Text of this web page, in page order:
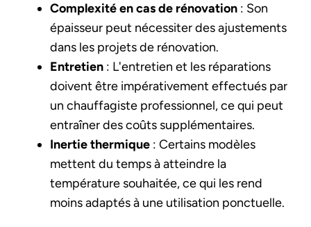
Complexité en cas de rénovation : Son
épaisseur peut nécessiter des ajustements
dans les projets de rénovation.
Entretien : L'entretien et les réparations
doivent être impérativement effectués par
un chauffagiste professionnel, ce qui peut
entraîner des coûts supplémentaires.
Inertie thermique : Certains modèles
mettent du temps à atteindre la
température souhaitée, ce qui les rend
moins adaptés à une utilisation ponctuelle.